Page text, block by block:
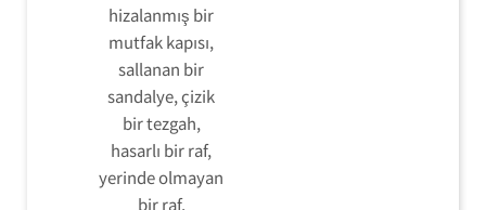
hizalanmış bir
mutfak kapısı,
sallanan bir
sandalye, çizik
bir tezgah,
hasarlı bir raf,
yerinde olmayan
bir raf,